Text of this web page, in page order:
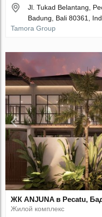
Jl. Tukad Belantang,
Badung, Bali 80361,
Tamora Group
ЖК ANJUNA в Pecatu,
Жилой комплекс